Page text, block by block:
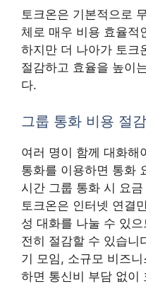
토크온은 기본적으로
체로 매우 비용 효율적
하지만 더 나아가 토크
절감하고 효율을 높이
다.
그룹 통화 비용 절감
여러 명이 함께 대화해
통화를 이용하면 통화
시간 그룹 통화 시 요
토크온은 인터넷 연결
성 대화를 나눌 수 있
전히 절감할 수 있습니
기 모임, 소규모 비즈
하면 통신비 부담 없이